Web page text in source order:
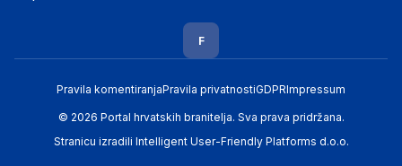
F
Pravila komentiranjaPravila privatnostiGDPRImpressum
© 2026 Portal hrvatskih branitelja. Sva prava pridržana.
Stranicu izradili Intelligent User-Friendly Platforms d.o.o.